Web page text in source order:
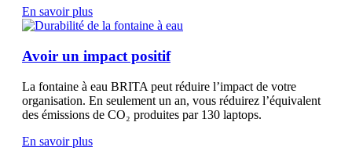
En savoir plus
Avoir un impact positif
La fontaine à eau BRITA peut réduire l’impact de votre
organisation. En seulement un an, vous réduirez l’équivalent
des émissions de CO₂ produites par 130 laptops.
En savoir plus